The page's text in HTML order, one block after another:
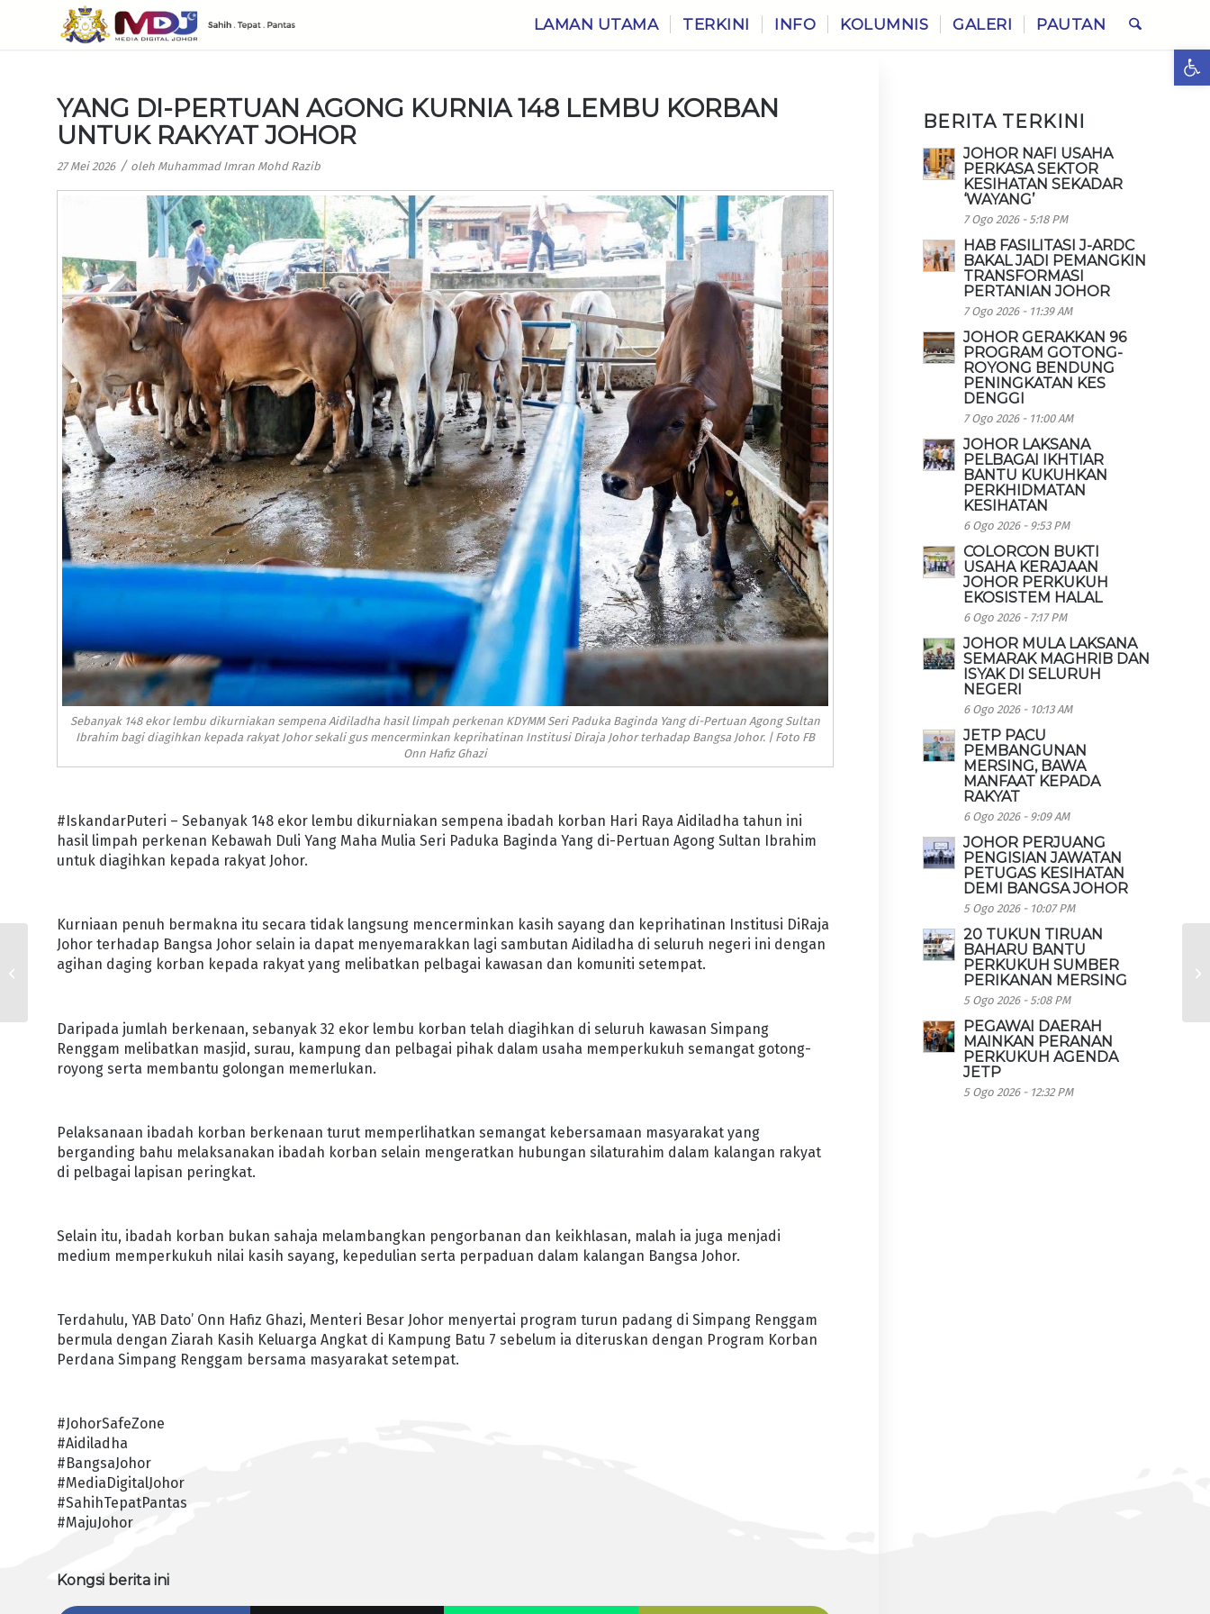
LAMAN UTAMA TERKINI INFO KOLUMNIS GALERI PAUTAN
YANG DI-PERTUAN AGONG KURNIA 148 LEMBU KORBAN
UNTUK RAKYAT JOHOR
27 Mei 2026 / oleh Muhammad Imran Mohd Razib
Sebanyak 148 ekor lembu dikurniakan sempena Aidiladha hasil limpah perkenan KDYMM Seri Paduka Baginda Yang di-Pertuan Agong Sultan
Ibrahim bagi diagihkan kepada rakyat Johor sekali gus mencerminkan keprihatinan Institusi Diraja Johor terhadap Bangsa Johor. | Foto FB
Onn Hafiz Ghazi
#IskandarPuteri – Sebanyak 148 ekor lembu dikurniakan sempena ibadah korban Hari Raya Aidiladha tahun ini
hasil limpah perkenan Kebawah Duli Yang Maha Mulia Seri Paduka Baginda Yang di-Pertuan Agong Sultan Ibrahim
untuk diagihkan kepada rakyat Johor.
Kurniaan penuh bermakna itu secara tidak langsung mencerminkan kasih sayang dan keprihatinan Institusi DiRaja
Johor terhadap Bangsa Johor selain ia dapat menyemarakkan lagi sambutan Aidiladha di seluruh negeri ini dengan
agihan daging korban kepada rakyat yang melibatkan pelbagai kawasan dan komuniti setempat.
Daripada jumlah berkenaan, sebanyak 32 ekor lembu korban telah diagihkan di seluruh kawasan Simpang
Renggam melibatkan masjid, surau, kampung dan pelbagai pihak dalam usaha memperkukuh semangat gotong-
royong serta membantu golongan memerlukan.
Pelaksanaan ibadah korban berkenaan turut memperlihatkan semangat kebersamaan masyarakat yang
berganding bahu melaksanakan ibadah korban selain mengeratkan hubungan silaturahim dalam kalangan rakyat
di pelbagai lapisan peringkat.
Selain itu, ibadah korban bukan sahaja melambangkan pengorbanan dan keikhlasan, malah ia juga menjadi
medium memperkukuh nilai kasih sayang, kepedulian serta perpaduan dalam kalangan Bangsa Johor.
Terdahulu, YAB Dato’ Onn Hafiz Ghazi, Menteri Besar Johor menyertai program turun padang di Simpang Renggam
bermula dengan Ziarah Kasih Keluarga Angkat di Kampung Batu 7 sebelum ia diteruskan dengan Program Korban
Perdana Simpang Renggam bersama masyarakat setempat.
#JohorSafeZone
#Aidiladha
#BangsaJohor
#MediaDigitalJohor
#SahihTepatPantas
#MajuJohor
Kongsi berita ini
BERITA TERKINI
JOHOR NAFI USAHA
PERKASA SEKTOR
KESIHATAN SEKADAR
‘WAYANG’
7 Ogo 2026 - 5:18 PM
HAB FASILITASI J-ARDC
BAKAL JADI PEMANGKIN
TRANSFORMASI
PERTANIAN JOHOR
7 Ogo 2026 - 11:39 AM
JOHOR GERAKKAN 96
PROGRAM GOTONG-
ROYONG BENDUNG
PENINGKATAN KES
DENGGI
7 Ogo 2026 - 11:00 AM
JOHOR LAKSANA
PELBAGAI IKHTIAR
BANTU KUKUHKAN
PERKHIDMATAN
KESIHATAN
6 Ogo 2026 - 9:53 PM
COLORCON BUKTI
USAHA KERAJAAN
JOHOR PERKUKUH
EKOSISTEM HALAL
6 Ogo 2026 - 7:17 PM
JOHOR MULA LAKSANA
SEMARAK MAGHRIB DAN
ISYAK DI SELURUH
NEGERI
6 Ogo 2026 - 10:13 AM
JETP PACU
PEMBANGUNAN
MERSING, BAWA
MANFAAT KEPADA
RAKYAT
6 Ogo 2026 - 9:09 AM
JOHOR PERJUANG
PENGISIAN JAWATAN
PETUGAS KESIHATAN
DEMI BANGSA JOHOR
5 Ogo 2026 - 10:07 PM
20 TUKUN TIRUAN
BAHARU BANTU
PERKUKUH SUMBER
PERIKANAN MERSING
5 Ogo 2026 - 5:08 PM
PEGAWAI DAERAH
MAINKAN PERANAN
PERKUKUH AGENDA
JETP
5 Ogo 2026 - 12:32 PM
KERAJAAN JOHOR
PERMUDAH AGIHAN BKJ
PERLU HA...